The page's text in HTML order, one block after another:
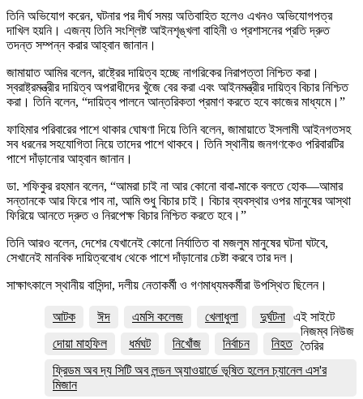
তিনি অভিযোগ করেন, ঘটনার পর দীর্ঘ সময় অতিবাহিত হলেও এখনও অভিযোগপত্র
দাখিল হয়নি। এজন্য তিনি সংশ্লিষ্ট আইনশৃঙ্খলা বাহিনী ও প্রশাসনের প্রতি দ্রুত
তদন্ত সম্পন্ন করার আহ্বান জানান।
জামায়াত আমির বলেন, রাষ্ট্রের দায়িত্ব হচ্ছে নাগরিকের নিরাপত্তা নিশ্চিত করা।
স্বরাষ্ট্রমন্ত্রীর দায়িত্ব অপরাধীদের খুঁজে বের করা এবং আইনমন্ত্রীর দায়িত্ব বিচার নিশ্চিত
করা। তিনি বলেন, “দায়িত্ব পালনে আন্তরিকতা প্রমাণ করতে হবে কাজের মাধ্যমে।”
ফাহিমার পরিবারের পাশে থাকার ঘোষণা দিয়ে তিনি বলেন, জামায়াতে ইসলামী আইনগতসহ
সব ধরনের সহযোগিতা নিয়ে তাদের পাশে থাকবে। তিনি স্থানীয় জনগণকেও পরিবারটির
পাশে দাঁড়ানোর আহ্বান জানান।
ডা. শফিকুর রহমান বলেন, “আমরা চাই না আর কোনো বাবা-মাকে বলতে হোক—আমার
সন্তানকে আর ফিরে পাব না, আমি শুধু বিচার চাই। বিচার ব্যবস্থার ওপর মানুষের আস্থা
ফিরিয়ে আনতে দ্রুত ও নিরপেক্ষ বিচার নিশ্চিত করতে হবে।”
তিনি আরও বলেন, দেশের যেখানেই কোনো নির্যাতিত বা মজলুম মানুষের ঘটনা ঘটবে,
সেখানেই মানবিক দায়িত্ববোধ থেকে পাশে দাঁড়ানোর চেষ্টা করবে তার দল।
সাক্ষাৎকালে স্থানীয় বাসিন্দা, দলীয় নেতাকর্মী ও গণমাধ্যমকর্মীরা উপস্থিত ছিলেন।
আটক ঈদ এমসি কলেজ খেলাধুলা
দুর্ঘটনা
দোয়া মাহফিল
ধর্মঘট নিখোঁজ নির্বাচন
নিহত
ফ্রিডম অব দ্য সিটি অব লন্ডন অ্যাওয়ার্ডে ভূষিত হলেন চ্যানেল এস'র
মিজান
এই সাইটে
নিজম্ব নিউজ
তৈরির